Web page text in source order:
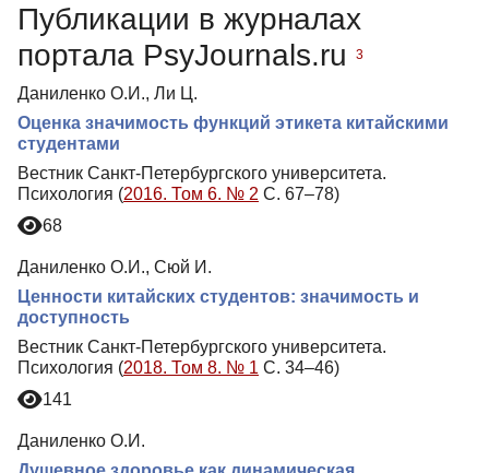
Публикации в журналах
портала PsyJournals.ru
3
Даниленко О.И., Ли Ц.
Оценка значимость функций этикета китайскими
студентами
Вестник Санкт-Петербургского университета.
Психология (2016. Том 6. № 2 С. 67–78)
68
Даниленко О.И., Сюй И.
Ценности китайских студентов: значимость и
доступность
Вестник Санкт-Петербургского университета.
Психология (2018. Том 8. № 1 С. 34–46)
141
Даниленко О.И.